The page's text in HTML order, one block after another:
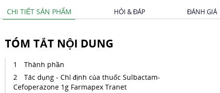
CHI TIẾT SẢN PHẨM HỎI & ĐÁP ĐÁNH GIÁ
TÓM TẮT NỘI DUNG
Thành phần
Tác dụng - Chỉ định của thuốc Sulbactam-
Cefoperazone 1g Farmapex Tranet